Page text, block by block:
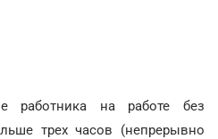
работника на работе без
трех часов (непрерывно